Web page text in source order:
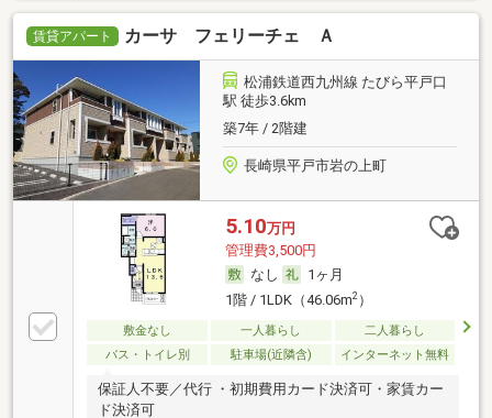
賃貸アパート カーサ フェリーチェ Ａ
松浦鉄道西九州線 たびら平戸口
駅 徒歩3.6km
築7年 / 2階建
長崎県平戸市岩の上町
5.10万円
管理費3,500円
なし
1ヶ月
1階 / 1LDK（46.06m2）
敷金なし 一人暮らし
二人暮らし
バス・トイレ別
駐車場(近隣含) インターネット無料
保証人不要／代行 ・初期費用カード決済可・家賃カー
ド決済可